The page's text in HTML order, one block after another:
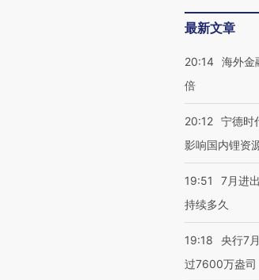
最新文章
20:14 海外金
倍
20:12 宁德时
影响国内锂资
19:51
7月进
持续多久
19:18
央行7
过7600万盎司